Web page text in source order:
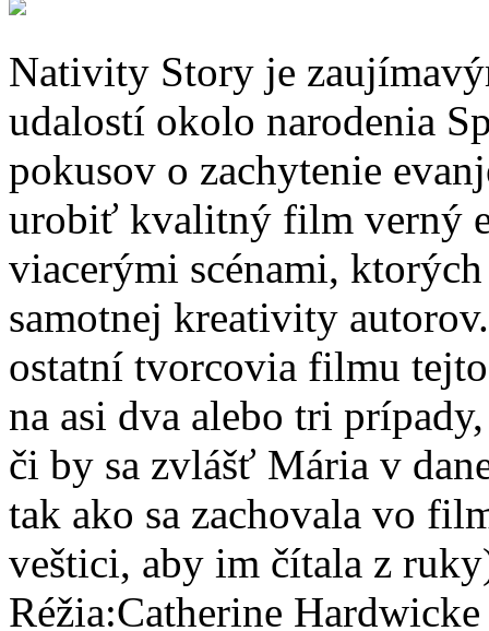
Nativity Story je
udalostí okolo narodenia
pokusov o zachytenie
urobiť kvalitný film verný
viacerými scénami,
samotnej kreativity
ostatní tvorcovia filmu
na asi dva alebo tri
či by sa zvlášť Mária v
tak ako sa zachovala vo
veštici, aby im čítala z
Réžia:Catherine Hardwicke